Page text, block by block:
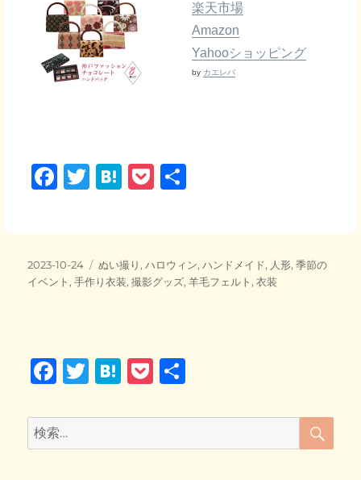
楽天市場
Amazon
Yahooショッピング
by カエレバ
F
c
e
b
k
T
tt
er
H
e
n
a
P
ck
et
投
稿
2023-10-24
カ
テ
ぬい撮り ,ハロウィン,ハンドメイド, 人形,季節の
イベント ,手作り衣装,撮影グッズ,羊毛フェルト ,衣装
F
c
e
T
tt
er
H
e
n
P
ck
et
検
索:
検